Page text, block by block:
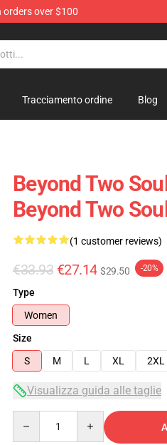
orders over $100
Tracciamento ordine Blog
Beyond Two
Beyond Two
(1 customer reviews)
€33.93 €27.14 $29.50 -20%
Type
Women
Size
S
M L XL 2XL
Visualizza guida alle taglie